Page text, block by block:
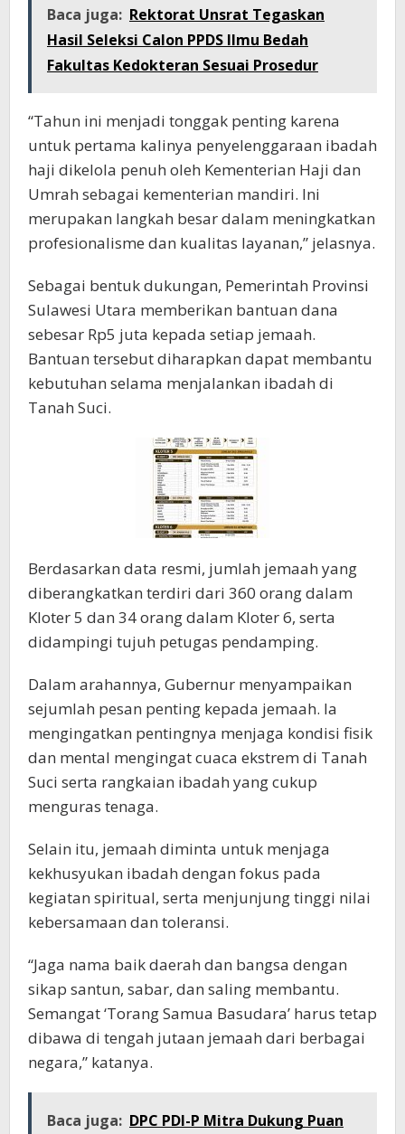
Baca juga: Rektorat Unsrat Tegaskan
Hasil Seleksi Calon PPDS Ilmu Bedah
Fakultas Kedokteran Sesuai Prosedur
“Tahun ini menjadi tonggak penting karena
untuk pertama kalinya penyelenggaraan ibadah
haji dikelola penuh oleh Kementerian Haji dan
Umrah sebagai kementerian mandiri. Ini
merupakan langkah besar dalam meningkatkan
profesionalisme dan kualitas layanan,” jelasnya.
Sebagai bentuk dukungan, Pemerintah Provinsi
Sulawesi Utara memberikan bantuan dana
sebesar Rp5 juta kepada setiap jemaah.
Bantuan tersebut diharapkan dapat membantu
kebutuhan selama menjalankan ibadah di
Tanah Suci.
Berdasarkan data resmi, jumlah jemaah yang
diberangkatkan terdiri dari 360 orang dalam
Kloter 5 dan 34 orang dalam Kloter 6, serta
didampingi tujuh petugas pendamping.
Dalam arahannya, Gubernur menyampaikan
sejumlah pesan penting kepada jemaah. Ia
mengingatkan pentingnya menjaga kondisi fisik
dan mental mengingat cuaca ekstrem di Tanah
Suci serta rangkaian ibadah yang cukup
menguras tenaga.
Selain itu, jemaah diminta untuk menjaga
kekhusyukan ibadah dengan fokus pada
kegiatan spiritual, serta menjunjung tinggi nilai
kebersamaan dan toleransi.
“Jaga nama baik daerah dan bangsa dengan
sikap santun, sabar, dan saling membantu.
Semangat ‘Torang Samua Basudara’ harus tetap
dibawa di tengah jutaan jemaah dari berbagai
negara,” katanya.
Baca juga: DPC PDI-P Mitra Dukung Puan